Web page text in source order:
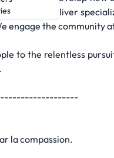
we deliver
engage the community
to the relentless
la compassion.